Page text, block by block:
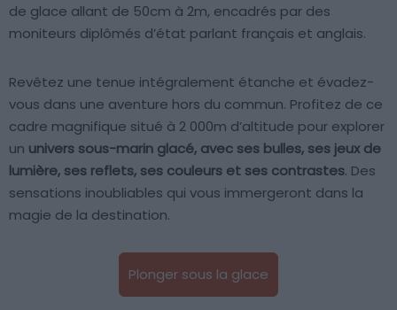
de glace allant de 50cm à 2m, encadrés par des
moniteurs diplômés d’état parlant français et anglais.
Revêtez une tenue intégralement étanche et évadez-
vous dans une aventure hors du commun. Profitez de ce
cadre magnifique situé à 2 000m d’altitude pour explorer
un univers sous-marin glacé, avec ses bulles, ses jeux de
lumière, ses reflets, ses couleurs et ses contrastes. Des
sensations inoubliables qui vous immergeront dans la
magie de la destination.
Plonger sous la glace